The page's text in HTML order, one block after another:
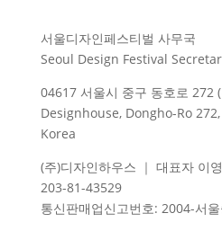
서울디자인페스티벌 사무국
Seoul Design Festival
04617 서울시 중구 동호로 272
Designhouse, Dongho-Ro
Korea
(주)디자인하우스 ｜ 대표자 이
203-81-43529
통신판매업신고번호: 2004-서